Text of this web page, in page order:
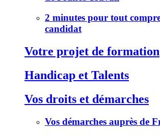
2 minutes pour tout
candidat
Votre projet de formation
Handicap et Talents
Vos droits et démarches
Vos démarches auprès de